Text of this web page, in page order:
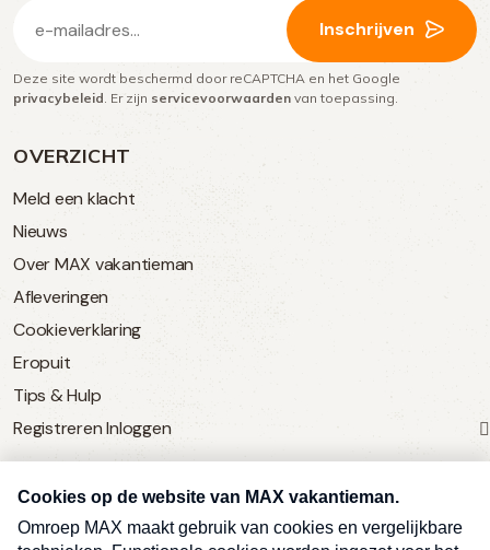
OVERZICHT
Meld een klacht
Nieuws
Over MAX vakantieman
Afleveringen
Cookieverklaring
Eropuit
Tips & Hulp
Registreren Inloggen
SERVICE
Over Omroep MAX
mailadres
(Vereist)
Inschrijven
Deze site wordt beschermd door reCAPTCHA en het Google
privacybeleid . Er zijn servicevoorwaarden van toepassing.